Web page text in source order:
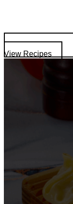
View Recipes